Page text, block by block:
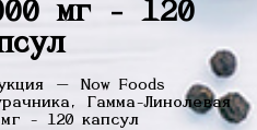
мг - 120
Now Foods
Гамма-Линолевая
- 120 капсул